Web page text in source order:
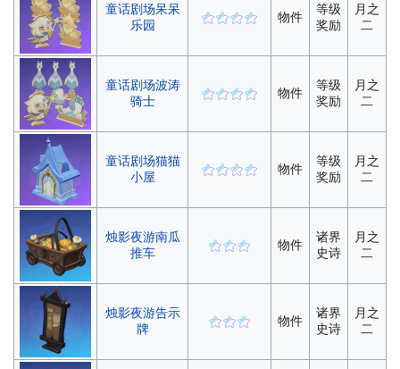
童话剧场呆呆
乐园
物件
等级
奖励
月之
二
童话剧场波涛
骑士
物件
等级
奖励
月之
二
童话剧场猫猫
小屋
物件
等级
奖励
月之
二
烛影夜游南瓜
推车
物件
诸界
史诗
月之
二
烛影夜游告示
牌
物件
诸界
史诗
月之
二